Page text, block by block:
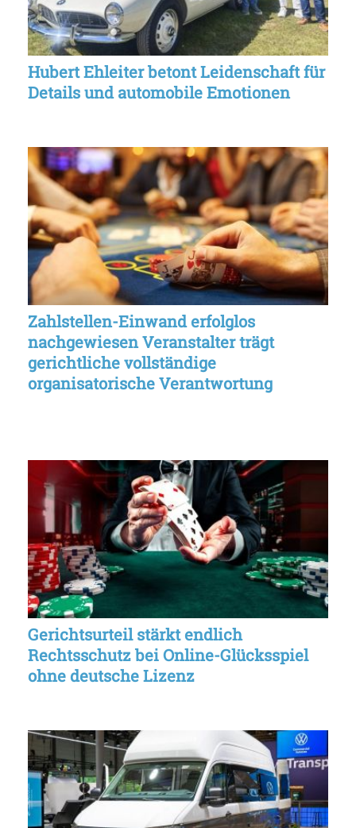
Hubert Ehleiter betont Leidenschaft für
Details und automobile Emotionen
Zahlstellen-Einwand erfolglos
nachgewiesen Veranstalter trägt
gerichtliche vollständige
organisatorische Verantwortung
Gerichtsurteil stärkt endlich
Rechtsschutz bei Online-Glücksspiel
ohne deutsche Lizenz